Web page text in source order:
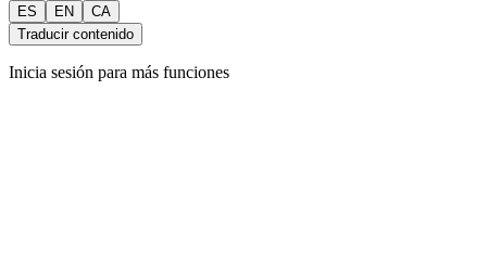
ES EN
CA
Traducir contenido
Inicia sesión para más funciones